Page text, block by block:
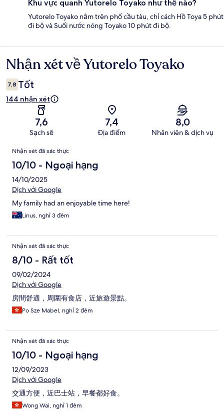
Khu vực quanh Yutorelo Toyako như thế nào?
Yutorelo Toyako nằm trên phố cầu tàu, chỉ cách Hồ Toya 5 phút
đi bộ và Suối nước nóng Toyako 10 phút đi bộ.
Nhận
xét
Nhận xét về Yutorelo Toyako
7,8 Tốt
144 nhận xét
7,6
Sạch sẽ
7,4
Địa điểm
8,0
Nhân viên & dịch vụ
Nhận
xét
Nhận xét đã xác thực
10/10 - Ngoại hạng
14/10/2025
Dịch với Google
My family had an enjoyable time here!
Linus, nghỉ 3 đêm
Nhận xét đã xác thực
8/10 - Rất tốt
09/02/2024
Dịch với Google
房間舒適，周圍有食店，近旅遊景點。
Po Sze Mabel, nghỉ 2 đêm
Nhận xét đã xác thực
10/10 - Ngoại hạng
12/09/2023
Dịch với Google
交通方便，近巴士站，早餐都好食。
Wong Wai, nghỉ 1 đêm